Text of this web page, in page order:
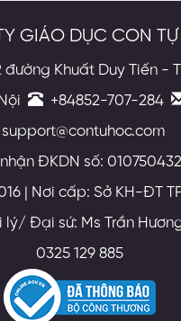
GIÁO DỤC CON
đường Khuất Duy Tiến -
+84852-707-284
support@contuhoc.com
ĐKDN số:
| Nơi cấp: Sở KH-ĐT
lý/ Đại sứ: Ms Trần
0325 129 885